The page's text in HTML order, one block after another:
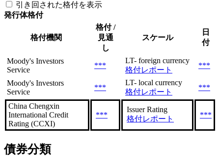
引き回された格付を表示
発行体格付
格付機関
格付 /
見通
し
スケール
日
付
Moody's Investors
Service
***
LT- foreign currency
格付レポート
***
Moody's Investors
Service
***
LT- local currency
格付レポート
***
China Chengxin
International Credit
Rating (CCXI)
***
Issuer Rating
格付レポート
***
債券分類